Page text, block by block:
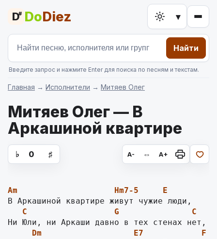
D# DoDiez ▾
Найти
Введите запрос и нажмите Enter для поиска по песням и текстам.
Главная → Исполнители → Митяев Олег
Митяев Олег — В
Аркашиной квартире
аккорды для гитары, текст песни
♭ 0 ♯ A- ⇔ A+
Am Hm7-5
E
C
G
C
Dm
E7 F